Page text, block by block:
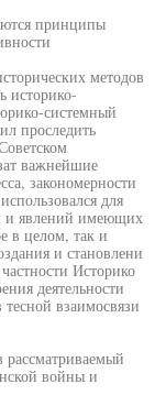
принципы
методов
историко-
системный
проследить
важнейшие
закономерности
для
и явлений имеющих
в целом, так и
и становлени
Историко
деятельности
взаимосвязи
рассматриваемый
войны и